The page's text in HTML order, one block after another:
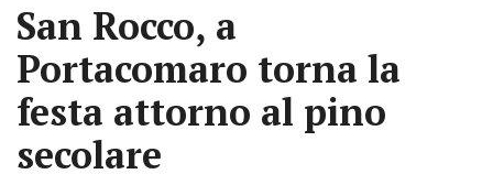
San Rocco, a
Portacomaro torna la
festa attorno al pino
secolare